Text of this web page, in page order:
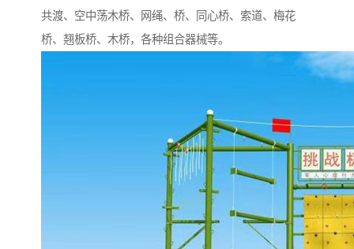
共渡、空中荡木桥、网绳、桥、同心桥、索道、梅花
桥、翘板桥、木桥，各种组合器械等。